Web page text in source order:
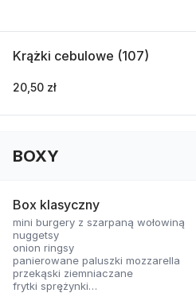
Krążki cebulowe (107)
20,50 zł
BOXY
Box klasyczny
mini burgery z szarpaną wołowiną
nuggetsy
onion ringsy
panierowane paluszki mozzarella
przekąski ziemniaczane
frytki sprężynki